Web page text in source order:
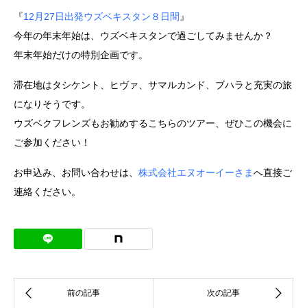
『12月27日出発ウズベキスタン８日間 』
今年の年末年始は、ウズベキスタンで過ごしてみませんか？
年末年始だけの特別企画です。
滞在地はタシケント、ヒヴァ、サマルカンド、ブハラと充実の旅
になりそうです。
ウズベクフレンズもお勧めするこちらのツアー、ぜひこの機会に
ご参加ください！
お申込み、お問い合わせは、 株式会社エヌオーイーさまへ直接ご
連絡ください。